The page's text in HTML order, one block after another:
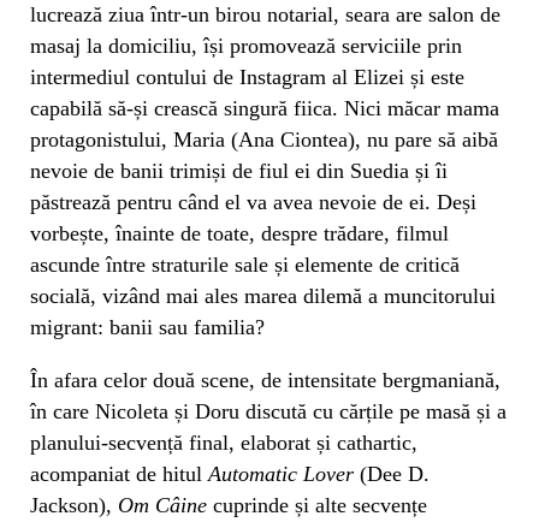
lucrează ziua într-un birou notarial, seara are salon de
masaj la domiciliu, își promovează serviciile prin
intermediul contului de Instagram al Elizei și este
capabilă să-și crească singură fiica. Nici măcar mama
protagonistului, Maria (Ana Ciontea), nu pare să aibă
nevoie de banii trimiși de fiul ei din Suedia și îi
păstrează pentru când el va avea nevoie de ei. Deși
vorbește, înainte de toate, despre trădare, filmul
ascunde între straturile sale și elemente de critică
socială, vizând mai ales marea dilemă a muncitorului
migrant: banii sau familia?
În afara celor două scene, de intensitate bergmaniană,
în care Nicoleta și Doru discută cu cărțile pe masă și a
planului-secvență final, elaborat și cathartic,
acompaniat de hitul Automatic Lover (Dee D.
Jackson), Om Câine cuprinde și alte secvențe